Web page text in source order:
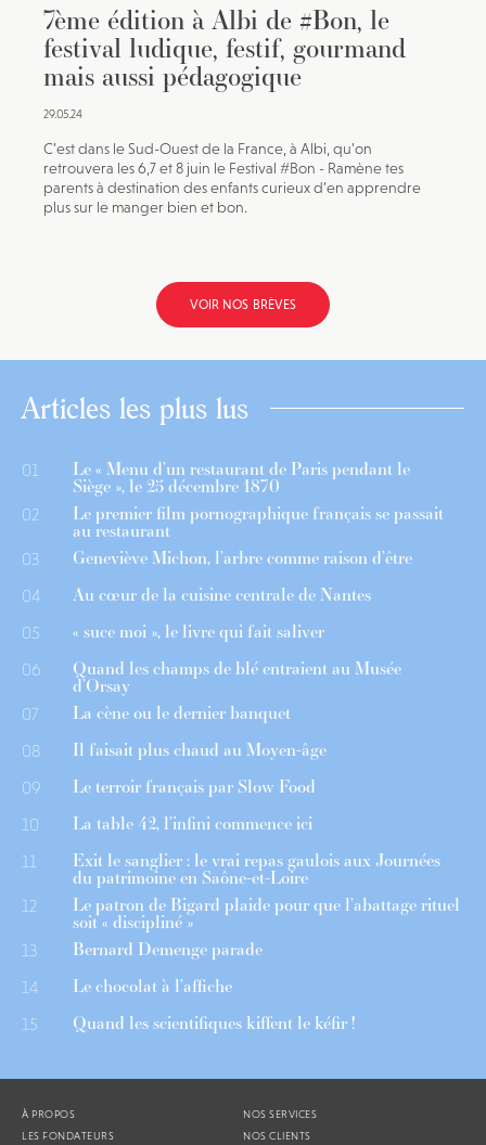
7ème édition à Albi de #Bon, le
festival ludique, festif, gourmand
mais aussi pédagogique
29.05.24
C’est dans le Sud-Ouest de la France, à Albi, qu’on
retrouvera les 6,7 et 8 juin le Festival #Bon - Ramène tes
parents à destination des enfants curieux d’en apprendre
plus sur le manger bien et bon.
VOIR NOS BRÈVES
Articles les plus lus
01 Le « Menu d’un restaurant de Paris pendant le
Siège », le 25 décembre 1870
02 Le premier film pornographique français se passait
au restaurant
03 Geneviève Michon, l’arbre comme raison d’être
04 Au cœur de la cuisine centrale de Nantes
05 « suce moi », le livre qui fait saliver
06 Quand les champs de blé entraient au Musée
d’Orsay
07 La cène ou le dernier banquet
08 Il faisait plus chaud au Moyen-âge
09 Le terroir français par Slow Food
10 La table 42, l’infini commence ici
11 Exit le sanglier : le vrai repas gaulois aux Journées
du patrimoine en Saône-et-Loire
12 Le patron de Bigard plaide pour que l’abattage rituel
soit « discipliné »
13 Bernard Demenge parade
14 Le chocolat à l’affiche
15 Quand les scientifiques kiffent le kéfir !
À PROPOS
LES FONDATEURS
NOS SERVICES
NOS CLIENTS